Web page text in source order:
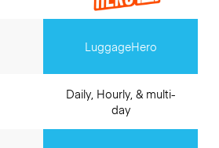
LuggageHero
Daily, Hourly, & multi-
day